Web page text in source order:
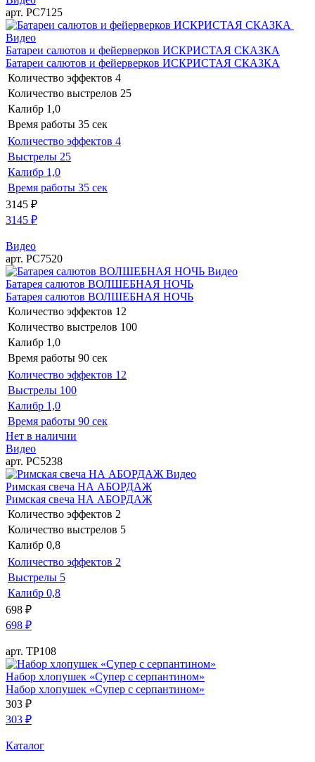
арт. РС7125
Видео
Батареи салютов и фейерверков ИСКРИСТАЯ СКАЗКА
Батареи салютов и фейерверков ИСКРИСТАЯ СКАЗКА
Количество эффектов 4
Количество выстрелов 25
Калибр 1,0
Время работы 35 сек
Количество эффектов 4
Выстрелы 25
Калибр 1,0
Время работы 35 сек
3145 ₽
3145 ₽
Видео
арт. РС7520
Видео
Батарея салютов ВОЛШЕБНАЯ НОЧЬ
Батарея салютов ВОЛШЕБНАЯ НОЧЬ
Количество эффектов 12
Количество выстрелов 100
Калибр 1,0
Время работы 90 сек
Количество эффектов 12
Выстрелы 100
Калибр 1,0
Время работы 90 сек
Нет в наличии
Видео
арт. РС5238
Видео
Римская свеча НА АБОРДАЖ
Римская свеча НА АБОРДАЖ
Количество эффектов 2
Количество выстрелов 5
Калибр 0,8
Количество эффектов 2
Выстрелы 5
Калибр 0,8
698 ₽
698 ₽
арт. ТР108
Набор хлопушек «Супер с серпантином»
Набор хлопушек «Супер с серпантином»
303 ₽
303 ₽
Каталог